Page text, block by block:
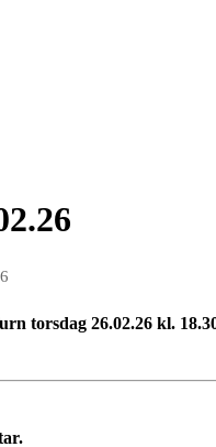
torsdag 26.02.26 kl.